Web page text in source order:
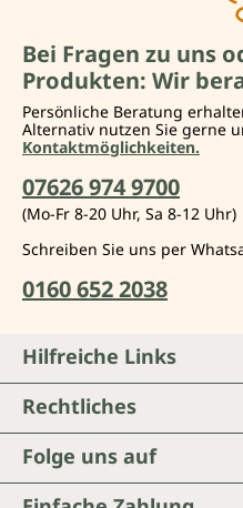
Bei Fragen zu uns
Produkten: Wir
Persönliche Beratung
Alternativ nutzen Sie gerne
Kontaktmöglichkeiten.
07626 974 9700
(Mo-Fr 8-20 Uhr, Sa 8-12 Uhr)
Schreiben Sie uns per
0160 652 2038
Folge uns auf
Hilfreiche Links
Rechtliches